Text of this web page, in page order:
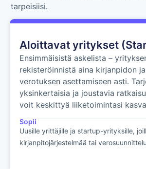
tarpeisiisi.
Aloittavat yritykset
Ensimmäisistä askelista –
rekisteröinnistä aina kirjanpidon ja
verotuksen asettamiseen asti.
yksinkertaisia ja joustavia
voit keskittyä liiketoimintasi
Sopii
Uusille yrittäjille ja startup-yrityksille,
kirjanpitojärjestelmää tai